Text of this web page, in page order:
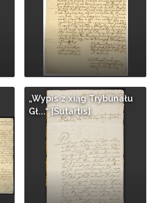
„Wypis z xiąg Trybunału
Gł...“ [Sutartis]